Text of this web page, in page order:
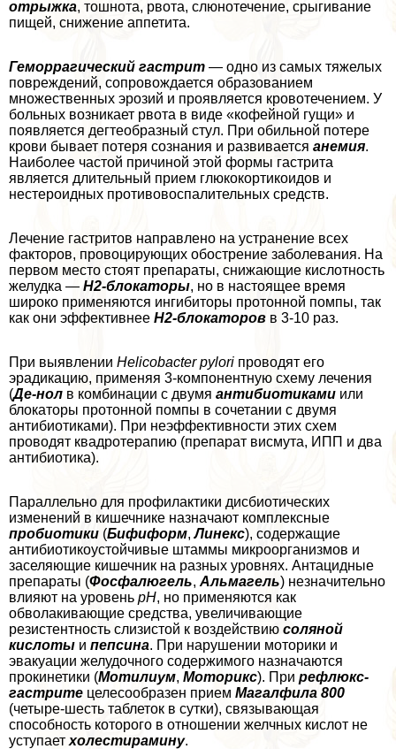
отрыжка, тошнота, рвота, слюнотечение, срыгивание
пищей, снижение аппетита.
Геморрагический гастрит — одно из самых тяжелых
повреждений, сопровождается образованием
множественных эрозий и проявляется кровотечением. У
больных возникает рвота в виде «кофейной гущи» и
появляется дегтеобразный стул. При обильной потере
крови бывает потеря сознания и развивается анемия.
Наиболее частой причиной этой формы гастрита
является длительный прием глюкокортикоидов и
нестероидных противовоспалительных средств.
Лечение гастритов направлено на устранение всех
факторов, провоцирующих обострение заболевания. На
первом место стоят препараты, снижающие кислотность
желудка — Н2-блокаторы, но в настоящее время
широко применяются ингибиторы протонной помпы, так
как они эффективнее Н2-блокаторов в 3-10 раз.
При выявлении Helicobacter pylori проводят его
эрадикацию, применяя 3-компонентную схему лечения
(Де-нол в комбинации с двумя антибиотиками или
блокаторы протонной помпы в сочетании с двумя
антибиотиками). При неэффективности этих схем
проводят квадротерапию (препарат висмута, ИПП и два
антибиотика).
Параллельно для профилактики дисбиотических
изменений в кишечнике назначают комплексные
пробиотики (Бифиформ,Линекс), содержащие
антибиотикоустойчивые штаммы микроорганизмов и
заселяющие кишечник на разных уровнях. Антацидные
препараты (Фосфалюгель, Альмагель) незначительно
влияют на уровень рН, но применяются как
обволакивающие средства, увеличивающие
резистентность слизистой к воздействию соляной
кислоты и пепсина. При нарушении моторики и
эвакуации желудочного содержимого назначаются
прокинетики (Мотилиум, Моторикс). При рефлюкс-
гастрите целесообразен прием Магалфила 800
(четыре-шесть таблеток в сутки), связывающая
способность которого в отношении желчных кислот не
уступает холестирамину.